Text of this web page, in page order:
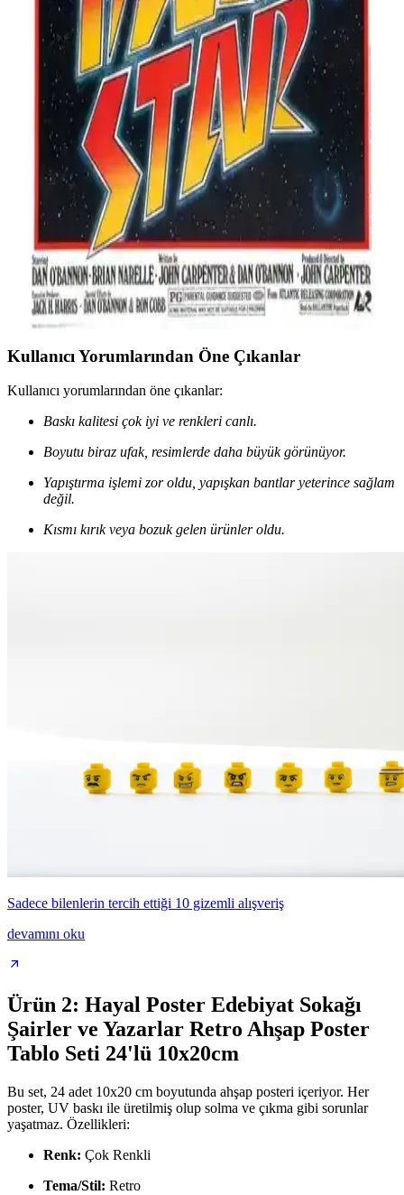
Harikabirev Beyaz Çiçek Modeli, estetik görünüm ve
dayanıklılığıyla öne çıkan modern duvar dekoru. Temperli cam ve
metal çerçeve kullanımıyla uzun ömürlü ve şık bir seçenek sunar.
Fidelyo Tasarım Squid Game Posterleri Modern ve
Dayanıklı Ev Dekorasyon Ürünleri
Fidelyo Tasarımın yüksek kaliteli Squid Game temalı posterleri, şık
ve dayanıklı yapısıyla evinizin atmosferini yeniler, kolay montaj ve
bakım sağlar.
Fidelyo Tasarım Dark Star 1974 Poster: Estetik ve
Dayanıklılık Sunan Duvar Dekoru
Yüksek çözünürlük ve dayanıklı malzemelerle hazırlanan Dark Star
1974 poster, ev ve dış mekanlar için ideal. Estetik ve uzun ömürlü,
kolay uygulamalı bu poster, yaşam alanlarınızı güzelleştirir.
Kullanıcı Yorumlarından Öne Çıkanlar
Kullanıcı yorumlarından öne çıkanlar:
Baskı kalitesi çok iyi ve renkleri canlı.
Boyutu biraz ufak, resimlerde daha büyük görünüyor.
Yapıştırma işlemi zor oldu, yapışkan bantlar yeterince sağlam
değil.
Kısmı kırık veya bozuk gelen ürünler oldu.
Sadece bilenlerin tercih ettiği 10 gizemli alışveriş
devamını oku
Ürün 2: Hayal Poster Edebiyat Sokağı
Şairler ve Yazarlar Retro Ahşap Poster
Tablo Seti 24'lü 10x20cm
Bu set, 24 adet 10x20 cm boyutunda ahşap posteri içeriyor. Her
poster, UV baskı ile üretilmiş olup solma ve çıkma gibi sorunlar
yaşatmaz. Özellikleri:
Renk: Çok Renkli
Tema/Stil: Retro